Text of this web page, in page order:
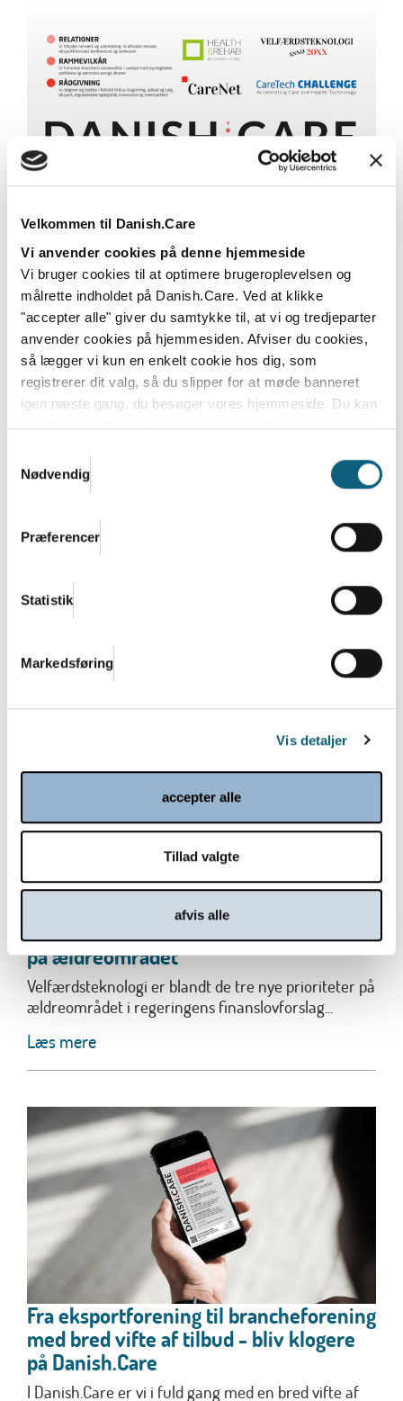
Velkommen til Danish.Care
Vi anvender cookies på denne hjemmeside
Vi bruger cookies til at optimere brugeroplevelsen og
målrette indholdet på Danish.Care. Ved at klikke
"accepter alle" giver du samtykke til, at vi og tredjeparter
anvender cookies på hjemmesiden. Afviser du cookies,
så lægger vi kun en enkelt cookie hos dig, som
registrerer dit valg, så du slipper for at møde banneret
igen næste gang, du besøger vores hjemmeside. Du kan
til enhver tid trække dit samtykke til cookies tilbage ved
Danish.Cares privatlivs- og cookiepolitik
Nødvendig
Præferencer
Statistik
Markedsføring
Vis detaljer
accepter alle
Tillad valgte
afvis alle
Læs mere
med stærk opbakning fra branchen
Der er stor interesse for Danish.Cares
løsningskatalog – både blandt de virksomheder, der
bidrager...
Regeringens finanslovforslag 2026:
Velfærdsteknologi som 1 af 3 prioriteter
på ældreområdet
Velfærdsteknologi er blandt de tre nye prioriteter på
ældreområdet i regeringens finanslovforslag...
Læs mere
Fra eksportforening til brancheforening
med bred vifte af tilbud - bliv klogere
på Danish.Care
I Danish.Care er vi i fuld gang med en bred vifte af